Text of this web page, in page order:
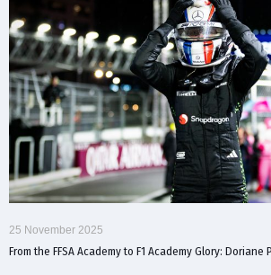
25 November 2025
From the FFSA Academy to F1 Academy Glory: Doriane